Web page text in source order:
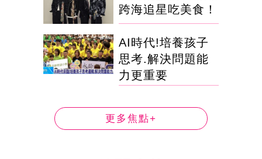
跨海追星吃美食！
AI時代!培養孩子
思考.解決問題能
力更重要
更多焦點+